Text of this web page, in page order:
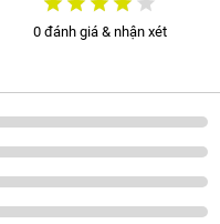
0 đánh giá & nhận xét